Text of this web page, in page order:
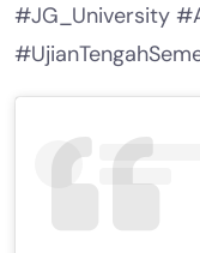
#JG_University